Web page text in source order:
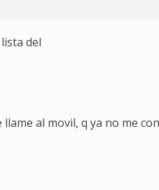
del
al movil, q ya no me